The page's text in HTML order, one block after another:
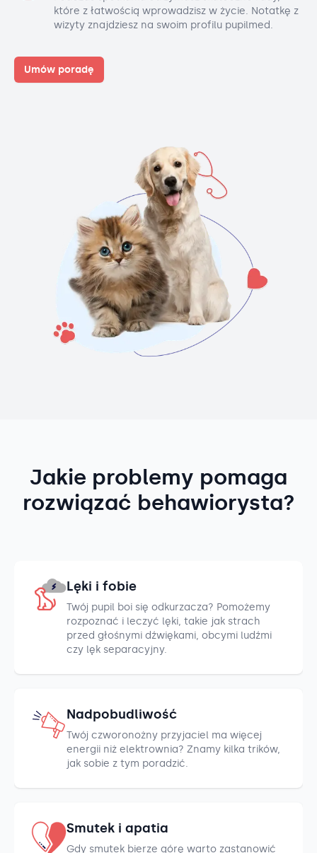
które z łatwością wprowadzisz w życie. Notatkę z
wizyty znajdziesz na swoim profilu pupilmed.
Umów poradę
Jakie problemy pomaga
rozwiązać behawiorysta?
Lęki i fobie
Twój pupil boi się odkurzacza? Pomożemy
rozpoznać i leczyć lęki, takie jak strach
przed głośnymi dźwiękami, obcymi ludźmi
czy lęk separacyjny.
Nadpobudliwość
Twój czworonożny przyjaciel ma więcej
energii niż elektrownia? Znamy kilka trików,
jak sobie z tym poradzić.
Smutek i apatia
Gdy smutek bierze górę warto zastanowić